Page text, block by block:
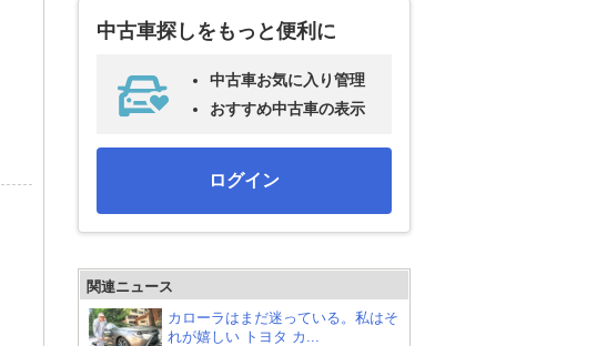
中古車探しをもっと便利に
中古車お気に入り管理
おすすめ中古車の表示
ログイン
関連ニュース
カローラはまだ迷っている。私はそ
れが嬉しい トヨタ カ...